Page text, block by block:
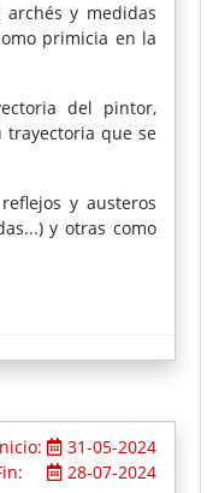
y medidas
primicia en la
del pintor,
trayectoria que se
y austeros
y otras como
distribuidas en
Mayor de la
31-05-2024
28-07-2024